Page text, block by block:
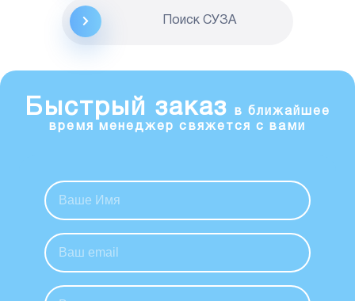
Поиск CУЗА
Быстрый заказ
в ближайшее
время менеджер свяжется с вами